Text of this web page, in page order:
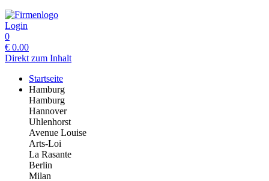
Login
0
€ 0.00
Direkt zum Inhalt
Startseite
Hamburg
Hamburg
Hannover
Uhlenhorst
Avenue Louise
Arts-Loi
La Rasante
Berlin
Milan